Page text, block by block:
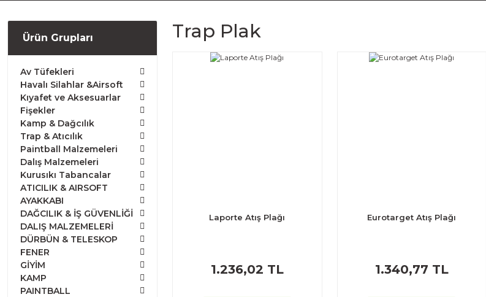
Ürün Grupları
Av Tüfekleri
Havalı Silahlar &Airsoft
Kıyafet ve Aksesuarlar
Fişekler
Kamp & Dağcılık
Trap & Atıcılık
Paintball Malzemeleri
Dalış Malzemeleri
Kurusıkı Tabancalar
ATICILIK & AIRSOFT
AYAKKABI
DAĞCILIK & İŞ GÜVENLİĞİ
DALIŞ MALZEMELERİ
DÜRBÜN & TELESKOP
FENER
GİYİM
KAMP
PAINTBALL
Trap Plak
Laporte Atış Plağı
1.236,02 TL
Eurotarget Atış Plağı
1.340,77 TL